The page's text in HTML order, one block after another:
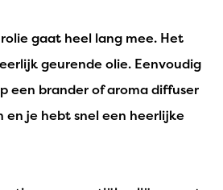
gaat heel lang mee. Het
geurende olie. Eenvoudig
een brander of aroma diffuser
en je hebt snel een heerlijke